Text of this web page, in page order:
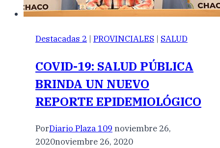
Destacadas 2 | PROVINCIALES | SALUD
COVID-19: SALUD PÚBLICA
BRINDA UN NUEVO
REPORTE EPIDEMIOLÓGICO
PorDiario Plaza 109 noviembre 26,
2020noviembre 26, 2020